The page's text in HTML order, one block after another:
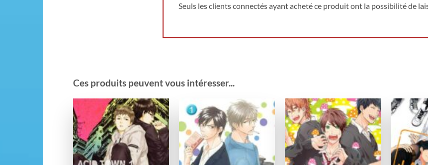
Seuls les clients connectés ayant acheté ce produit ont la possibilité de
Ces produits peuvent vous intéresser...
Ajouter
wishlist
Ajouter
à la
wishlist
Ajouter
à la
wishlist